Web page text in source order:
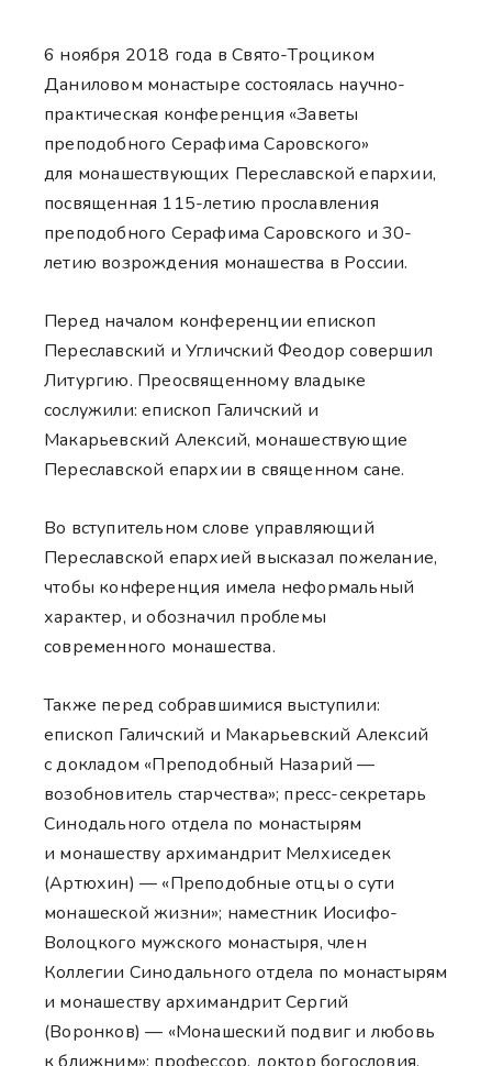
6 ноября 2018 года в Свято-Троциком
Даниловом монастыре состоялась научно-
практическая конференция «Заветы
преподобного Серафима Саровского»
для монашествующих Переславской епархии,
посвященная 115-летию прославления
преподобного Серафима Саровского и 30-
летию возрождения монашества в России.
Перед началом конференции епископ
Переславский и Угличский Феодор совершил
Литургию. Преосвященному владыке
сослужили: епископ Галичский и
Макарьевский Алексий, монашествующие
Переславской епархии в священном сане.
Во вступительном слове управляющий
Переславской епархией высказал пожелание,
чтобы конференция имела неформальный
характер, и обозначил проблемы
современного монашества.
Также перед собравшимися выступили:
епископ Галичский и Макарьевский Алексий
с докладом «Преподобный Назарий —
возобновитель старчества»; пресс-секретарь
Синодального отдела по монастырям
и монашеству архимандрит Мелхиседек
(Артюхин) — «Преподобные отцы о сути
монашеской жизни»; наместник Иосифо-
Волоцкого мужского монастыря, член
Коллегии Синодального отдела по монастырям
и монашеству архимандрит Сергий
(Воронков) — «Монашеский подвиг и любовь